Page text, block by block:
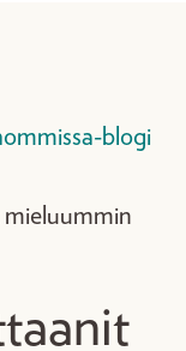
blogi